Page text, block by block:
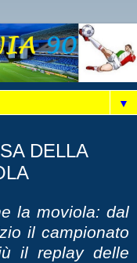
▼
DELLA
la moviola: dal
il campionato
il replay delle